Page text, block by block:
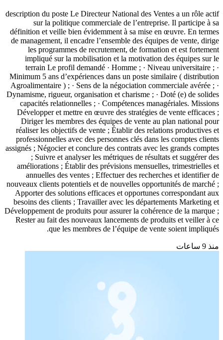
description du poste Le Directeur National des Ventes a un rôle actif
sur la politique commerciale de l’entreprise. Il participe à sa
définition et veille bien évidemment à sa mise en œuvre. En termes
de management, il encadre l’ensemble des équipes de vente, dirige
les programmes de recrutement, de formation et est fortement
impliqué sur la mobilisation et la motivation des équipes sur le
terrain Le profil demandé · Homme ; · Niveau universitaire ; ·
Minimum 5 ans d’expériences dans un poste similaire ( distribution
Agroalimentaire ) ; · Sens de la négociation commerciale avérée ; ·
Dynamisme, rigueur, organisation et charisme ; · Doté (e) de solides
capacités relationnelles ; · Compétences managériales. Missions
Développer et mettre en œuvre des stratégies de vente efficaces ;
Diriger les membres des équipes de vente au plan national pour
réaliser les objectifs de vente ; Établir des relations productives et
professionnelles avec des personnes clés dans les comptes clients
assignés ; Négocier et conclure des contrats avec les grands comptes
; Suivre et analyser les métriques de résultats et suggérer des
améliorations ; Établir des prévisions mensuelles, trimestrielles et
annuelles des ventes ; Effectuer des recherches et identifier de
nouveaux clients potentiels et de nouvelles opportunités de marché ;
Apporter des solutions efficaces et opportunes correspondant aux
besoins des clients ; Travailler avec les départements Marketing et
Développement de produits pour assurer la cohérence de la marque ;
Rester au fait des nouveaux lancements de produits et veiller à ce
que les membres de l’équipe de vente soient impliqués.
منذ 9 ساعات